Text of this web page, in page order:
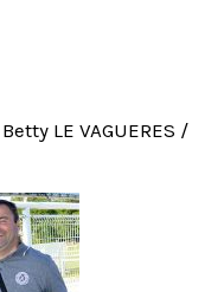
Betty LE VAGUERES /